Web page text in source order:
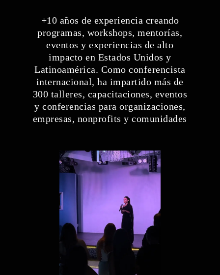
+10 años de experiencia creando
programas, workshops, mentorías,
eventos y experiencias de alto
impacto en Estados Unidos y
Latinoamérica. Como conferencista
internacional, ha impartido más de
300 talleres, capacitaciones, eventos
y conferencias para organizaciones,
empresas, nonprofits y comunidades